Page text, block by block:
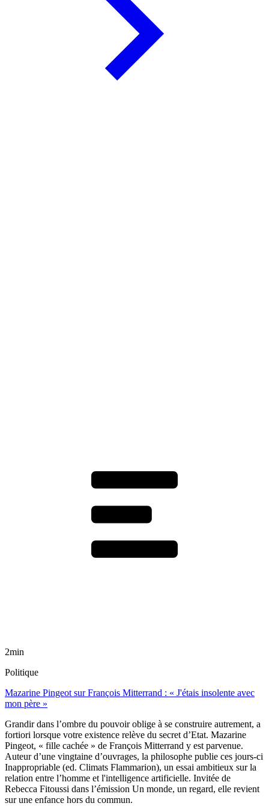
2min
Politique
Mazarine Pingeot sur François Mitterrand : « J'étais insolente avec
mon père »
Grandir dans l’ombre du pouvoir oblige à se construire autrement, a
fortiori lorsque votre existence relève du secret d’Etat. Mazarine
Pingeot, « fille cachée » de François Mitterrand y est parvenue.
Auteur d’une vingtaine d’ouvrages, la philosophe publie ces jours-ci
Inappropriable (ed. Climats Flammarion), un essai ambitieux sur la
relation entre l’homme et l'intelligence artificielle. Invitée de
Rebecca Fitoussi dans l’émission Un monde, un regard, elle revient
sur une enfance hors du commun.